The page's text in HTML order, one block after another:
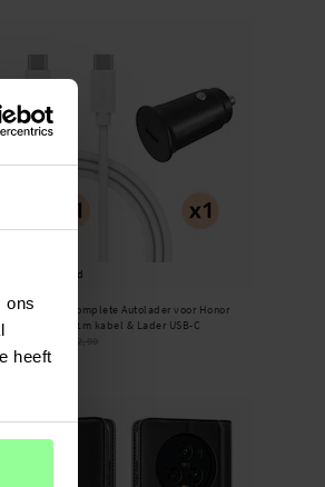
ons
heeft
Op voorraad
Smartline -
Complete Autolader voor Honor
Magic6 Pro - 1m kabel & Lader USB-C